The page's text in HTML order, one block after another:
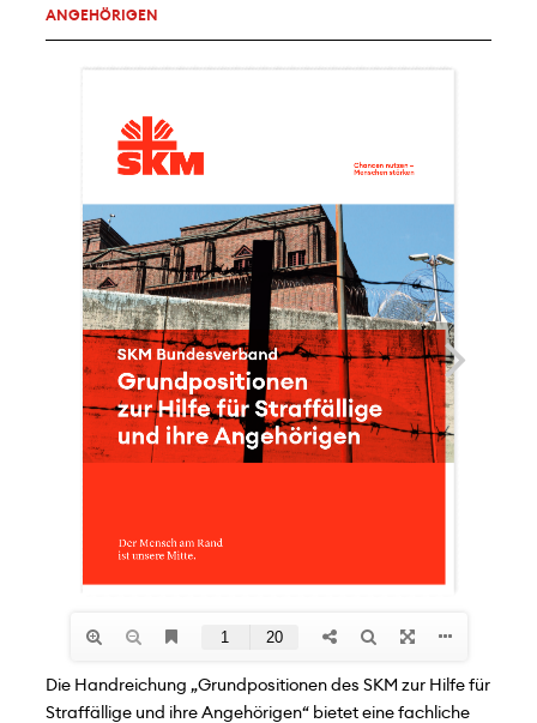
ANGEHÖRIGEN
Die Handreichung „Grundpositionen des SKM zur Hilfe für
Straffällige und ihre Angehörigen“ bietet eine fachliche